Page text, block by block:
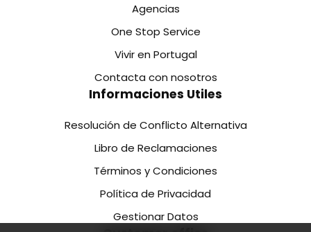
Agencias
One Stop Service
Vivir en Portugal
Contacta con nosotros
Informaciones Utiles
Resolución de Conflicto Alternativa
Libro de Reclamaciones
Términos y Condiciones
Política de Privacidad
Gestionar Datos